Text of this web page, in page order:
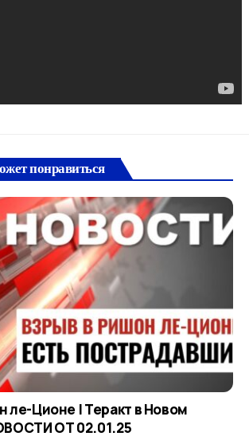
понравиться
ле-Ционе | Теракт в Новом
ОТ 02.01.25